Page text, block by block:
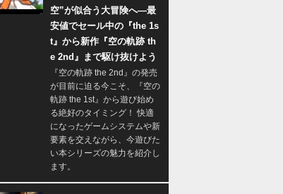
空”が似合う大冒険へ―最
安値でセール中の『the 1s
t』から新作『空の軌跡 th
e 2nd』まで駆け抜けよう
『空の軌跡 the 2nd』の発売
が目前に迫る今こそ、『空の
軌跡 the 1st』から遊び始め
る絶好のタイミング！ 快適
になったゲームシステムや新
要素を交えながら、今遊びた
い本シリーズの魅力を紹介し
ます。